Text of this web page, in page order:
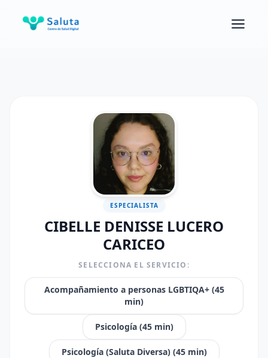
ESPECIALISTA
CIBELLE DENISSE LUCERO
CARICEO
SELECCIONA EL SERVICIO:
Acompañamiento a personas LGBTIQA+(45
min)
Psicología(45min)
Psicología (Saluta Diversa)(45min)